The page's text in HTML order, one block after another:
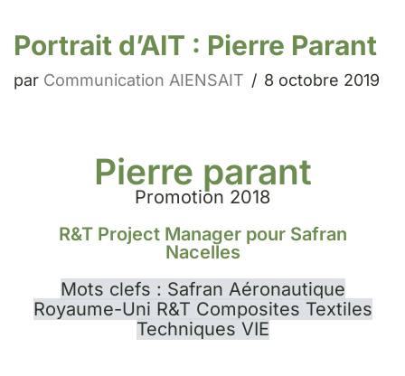
Portrait d’AIT : Pierre Parant
par Communication AIENSAIT 8 octobre 2019
Pierre parant
Promotion 2018
R&T Project Manager pour Safran
Nacelles
Mots clefs : Safran Aéronautique
Royaume-Uni R&T Composites Textiles
Techniques VIE